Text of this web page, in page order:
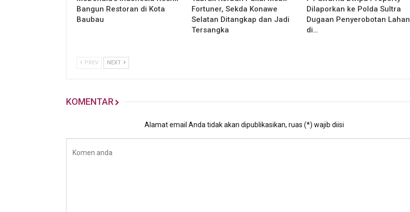
Bangun Restoran di Kota
Baubau
Fortuner, Sekda Konawe
Selatan Ditangkap dan Jadi
Tersangka
Dilaporkan ke Polda Sultra
Dugaan Penyerobotan Lahan
di…
PREV NEXT
KOMENTAR
Alamat email Anda tidak akan dipublikasikan, ruas (*) wajib diisi